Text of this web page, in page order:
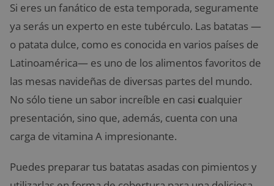
Si eres un fanático de esta temporada, seguramente
ya serás un experto en este tubérculo. Las batatas —
o patata dulce, como es conocida en varios países de
Latinoamérica— es uno de los alimentos favoritos de
las mesas navideñas de diversas partes del mundo.
No sólo tiene un sabor increíble en casi cualquier
presentación, sino que, además, cuenta con una
carga de vitamina A impresionante.
Puedes preparar tus batatas asadas con pimientos y